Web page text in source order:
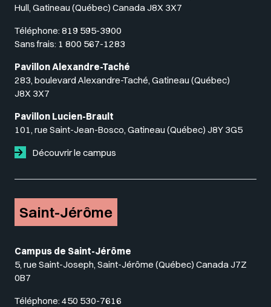
Hull, Gatineau (Québec) Canada J8X 3X7
Téléphone: 819 595-3900
Sans frais: 1 800 567-1283
Pavillon Alexandre-Taché
283, boulevard Alexandre-Taché, Gatineau (Québec)
J8X 3X7
Pavillon Lucien-Brault
101, rue Saint-Jean-Bosco, Gatineau (Québec) J8Y 3G5
Découvrir le campus
Saint-Jérôme
Campus de Saint-Jérôme
5, rue Saint-Joseph, Saint-Jérôme (Québec) Canada J7Z
0B7
Téléphone: 450 530-7616